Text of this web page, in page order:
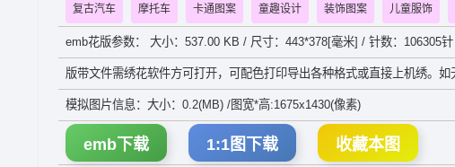
复古汽车 摩托车 卡通图案 童趣设计 装饰图案 儿童服饰
emb花版参数： 大小：537.00 KB / 尺寸：443*378[毫米] / 针数：106305
版带文件需绣花软件方可打开，可配色打印导出各种格式或直接上机绣。如
模拟图片信息：大小：0.2(MB) /图宽*高:1675x1430(像素)
emb下载 1:1图下载 收藏本图